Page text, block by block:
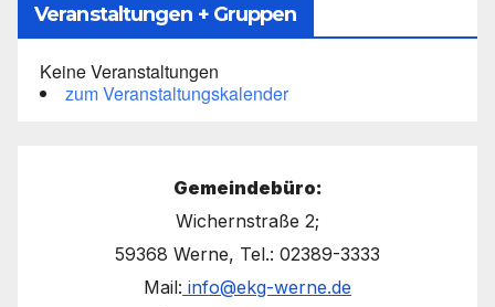
Veranstaltungen + Gruppen
Keine Veranstaltungen
zum Veranstaltungskalender
Gemeindebüro:
Wichernstraße 2;
59368 Werne, Tel.: 02389-3333
Mail: info@ekg-werne.de